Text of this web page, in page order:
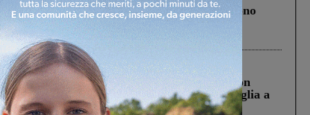
Un anno fa la strage in A1 in cui morirono
Gianni, Giulia e Franco. Lo schianto, il
processo, lo stop ai sorpassi fra tir....
Cronaca 3 Agosto 2026
Scomparso da una struttura di Castiglion
Fiorentino l’uomo che aveva ucciso la figlia a
Levane nel 2020